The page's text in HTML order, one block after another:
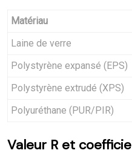
Matériau
Laine de verre
Polystyrène expansé (EPS)
Polystyrène extrudé (XPS)
Polyuréthane (PUR/PIR)
Valeur R et